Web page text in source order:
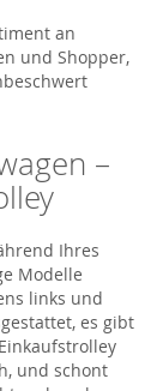
an
und Shopper,
–
Ihres
Modelle
links und
es gibt
und schont